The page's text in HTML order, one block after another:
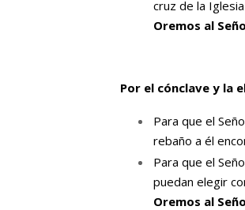
cruz de la
Oremos al
Por el cónclave y la
Para que el
rebaño a él
Para que el
puedan elegir
Oremos al